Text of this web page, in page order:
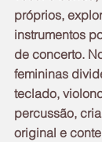
próprios,
instrumentos
de concerto.
femininas
teclado,
percussão,
original e